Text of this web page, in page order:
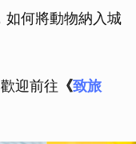
如何將動物納入城
迎前往 《致旅